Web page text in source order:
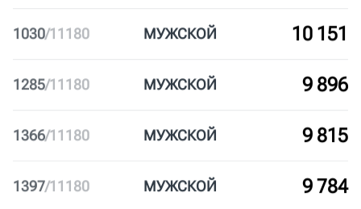
721/11180 МУЖСКОЙ 10 460
1008/11180 МУЖСКОЙ 10 173
1030/11180 МУЖСКОЙ 10 151
1285/11180 МУЖСКОЙ 9 896